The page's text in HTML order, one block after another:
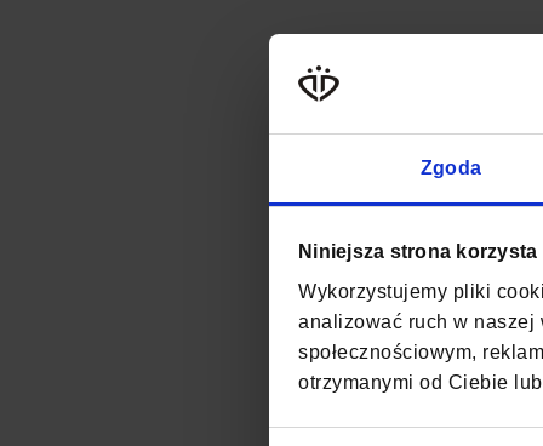
Zgoda
Niniejsza strona
Wykorzystujemy pliki
analizować ruch w naszej
społecznościowym,
otrzymanymi od Ciebie